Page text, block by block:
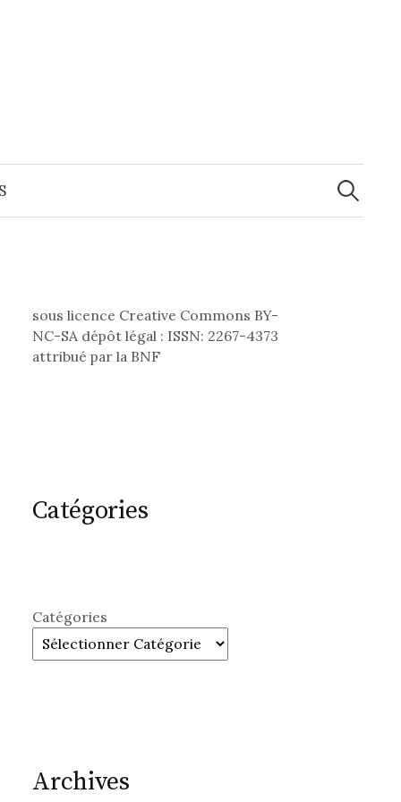
sous licence Creative Commons BY-
NC-SA dépôt légal : ISSN: 2267-4373
attribué par la BNF
Catégories
Catégories
Archives